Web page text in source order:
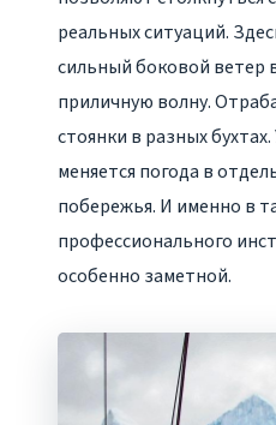
реальных ситуаций.
сильный боковой ветер
приличную волну.
стоянки в разных
меняется погода в
побережья. И именно в
профессионального
особенно заметной.